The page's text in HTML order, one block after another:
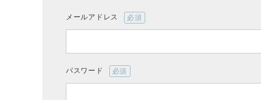
ファッション雑貨
メールアドレス
(必
パスワード
(必